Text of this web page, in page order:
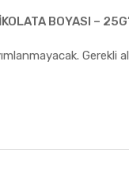
BOYASI –
Gerekli